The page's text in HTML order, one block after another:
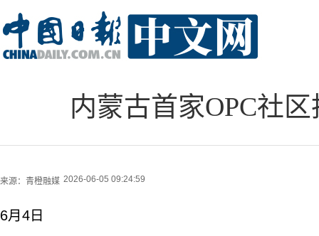
内蒙古首家OPC社
来源： 青橙融媒 2026-06-05 09:24:59
6月4日